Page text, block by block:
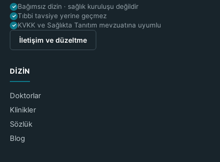
✓ Bağımsız dizin · sağlık kuruluşu değildir
✓ Tıbbi tavsiye yerine geçmez
✓ KVKK ve Sağlıkta Tanıtım mevzuatına uyumlu
İletişim ve düzeltme
DIZIN
Doktorlar
Klinikler
Sözlük
Blog